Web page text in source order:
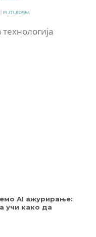
AI ажурирање:
учи како да